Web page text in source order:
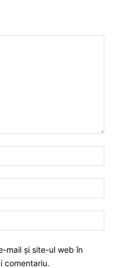
mail și site-ul web în
comentariu.